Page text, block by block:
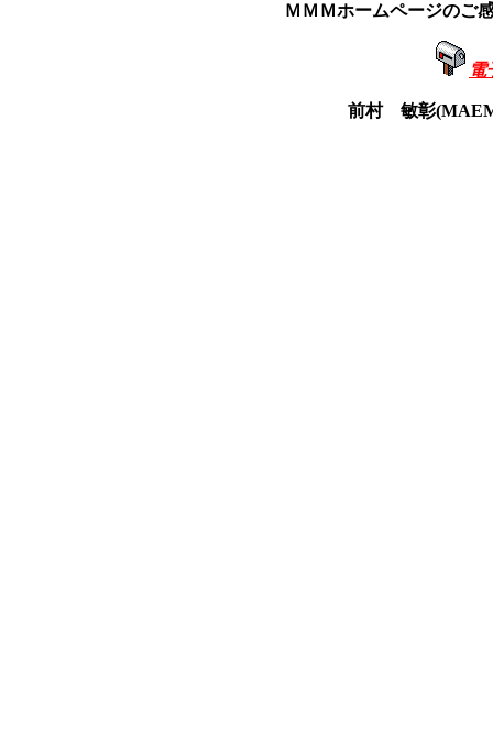
ＭＭＭホームページのご
電
前村 敏彰